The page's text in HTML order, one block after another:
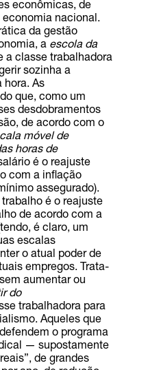
econômicas, de
economia nacional.
da gestão
a escola da
a classe trabalhadora
sozinha a
hora. As
que, como um
desdobramentos
de acordo com o
móvel de
horas de
é o reajuste
com a inflação
assegurado).
é o reajuste
de acordo com a
é claro, um
escalas
o atual poder de
empregos. Trata-
aumentar ou
do
trabalhadora para
Aqueles que
o programa
— supostamente
de grandes